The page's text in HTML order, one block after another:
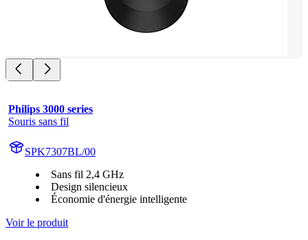
Philips 3000 series
Souris sans fil
SPK7307BL/00
Sans fil 2,4 GHz
Design silencieux
Économie d'énergie intelligente
Voir le produit